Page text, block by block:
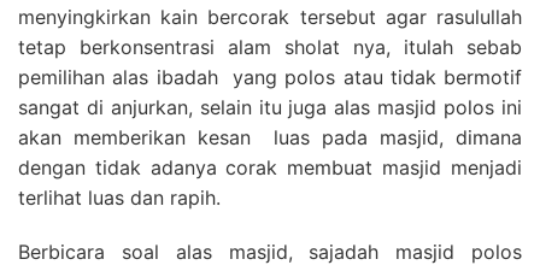
menyingkirkan kain bercorak tersebut agar rasulullah
tetap berkonsentrasi alam sholat nya, itulah sebab
pemilihan alas ibadah yang polos atau tidak bermotif
sangat di anjurkan, selain itu juga alas masjid polos ini
akan memberikan kesan luas pada masjid, dimana
dengan tidak adanya corak membuat masjid menjadi
terlihat luas dan rapih.
Berbicara soal alas masjid, sajadah masjid polos